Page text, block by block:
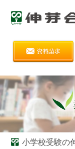
小学校受験の